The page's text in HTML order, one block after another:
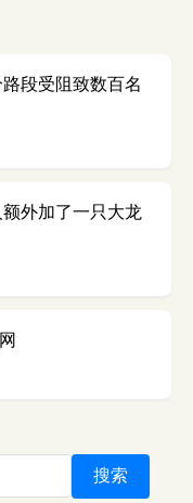
段受阻致数百名
外加了一只大龙
搜索